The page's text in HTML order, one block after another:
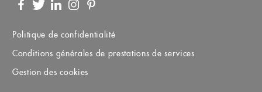
Politique de confidentialité
Conditions générales de prestations de services
Gestion des cookies